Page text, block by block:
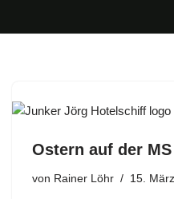
Ostern auf der MS
von Rainer Löhr 15.